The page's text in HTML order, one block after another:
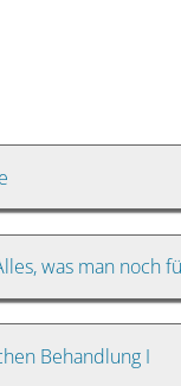
was man noch
Behandlung I